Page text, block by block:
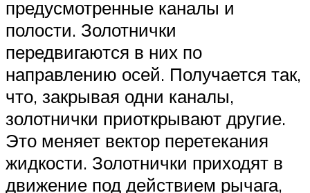
предусмотренные каналы и
полости. Золотнички
передвигаются в них по
направлению осей. Получается так,
что, закрывая одни каналы,
золотнички приоткрывают другие.
Это меняет вектор перетекания
жидкости. Золотнички приходят в
движение под действием рычага,